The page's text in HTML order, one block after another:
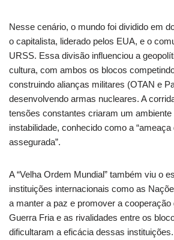
Nesse cenário, o mundo foi dividido em
o capitalista, liderado pelos EUA, e o
URSS. Essa divisão influenciou a
cultura, com ambos os blocos
construindo alianças militares (OTAN e
desenvolvendo armas nucleares. A
tensões constantes criaram um ambiente
instabilidade, conhecido como a
assegurada”.
A “Velha Ordem Mundial” também viu o
instituições internacionais como as
a manter a paz e promover a cooperação
Guerra Fria e as rivalidades entre os
dificultaram a eficácia dessas